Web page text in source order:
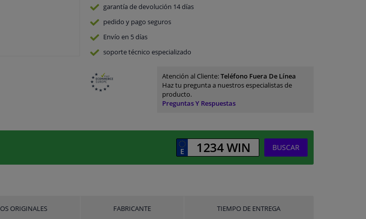
garantía de devolución 14 días
pedido y pago seguros
Envío en 5 días
soporte técnico especializado
Atención al Cliente:Teléfono Fuera De Línea
Haz tu pregunta a nuestros especialistas de
producto.
Preguntas Y Respuestas
BUSCAR
ORIGINALES FABRICANTE TIEMPO DE ENTREGA